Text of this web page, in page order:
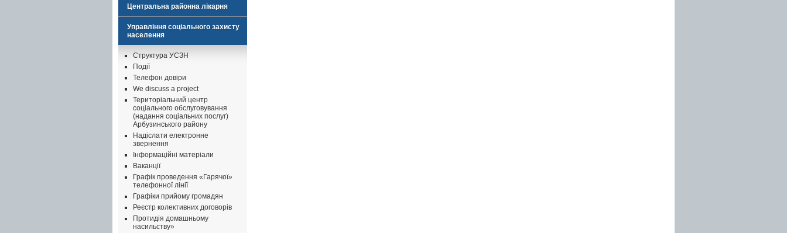
Центральна районна лікарня
Управління соціального захисту
населення
Структура УСЗН
Події
Телефон довіри
We discuss a project
Територіальний центр
соціального обслуговування
(надання соціальних послуг)
Арбузинського району
Надіслати електронне
звернення
Інформаційні матеріали
Ваканції
Графік проведення «Гарячої»
телефонної лінії
Графіки прийому громадян
Реєстр колективних договорів
Протидія домашньому
насильству»